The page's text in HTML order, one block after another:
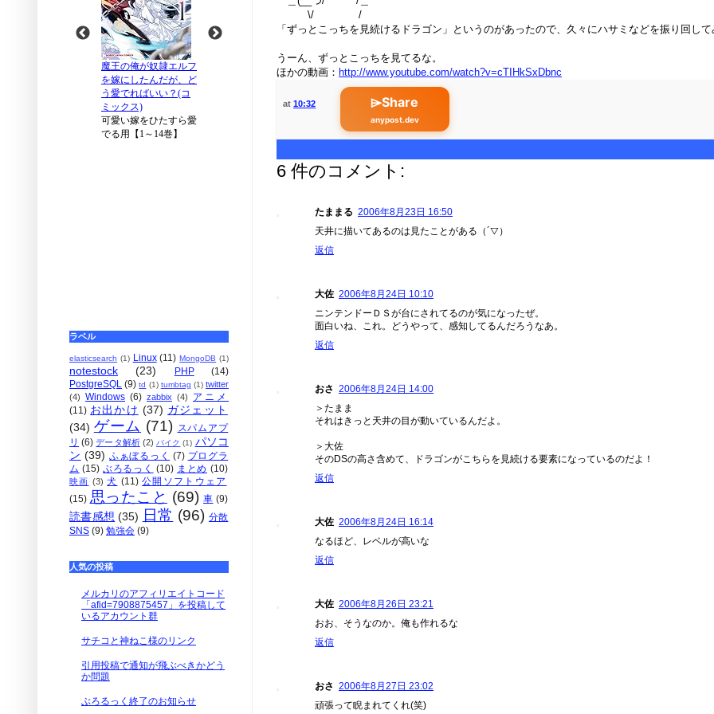
\/ /
「ずっとこっちを見続けるドラゴン」というのがあったので、久々にハサミなどを振り回し
うーん、ずっとこっちを見てるな。
ほかの動画： http://www.youtube.com/watch?v=cTIHkSxDbnc
at 10:32 ⌲Share
anypost.dev
6 件のコメント:
たままる 2006年8月23日 16:50
天井に描いてあるのは見たことがある（´▽）
返信
大佐 2006年8月24日 10:10
ニンテンドーＤＳが台にされてるのが気になったぜ。
面白いね、これ。どうやって、感知してるんだろうなあ。
返信
おさ 2006年8月24日 14:00
＞たまま
それはきっと天井の目が動いているんだよ。
＞大佐
そのDSの高さ含めて、ドラゴンがこちらを見続ける要素になっているのだよ！
返信
大佐 2006年8月24日 16:14
なるほど、レベルが高いな
返信
大佐 2006年8月26日 23:21
おお、そうなのか。俺も作れるな
返信
おさ 2006年8月27日 23:02
頑張って睨まれてくれ(笑)
ラベル
elasticsearch (1) Linux (11) MongoDB (1)
notestock (23) PHP
(14)
PostgreSQL (9) td (1) tumbtag (1) twitter
(4) Windows (6) zabbix (4)
アニメ
(11) お出かけ (37) ガジェット
(34) ゲーム (71) スパムアプ
リ (6) データ解析 (2) バイク (1) パソコ
ン (39) ふぁぼるっく (7) プログラ
ム (15) ぶろるっく (10) まとめ (10)
映画 (3) 犬 (11) 公開ソフトウェア
(15) 思ったこと (69) 車 (9)
読書感想 (35) 日常 (96) 分散
SNS (9) 勉強会 (9)
人気の投稿
メルカリのアフィリエイトコード
「afid=7908875457」を投稿して
いるアカウント群
サチコと神ねこ様のリンク
引用投稿で通知が飛ぶべきかどう
か問題
ぶろるっく終了のお知らせ